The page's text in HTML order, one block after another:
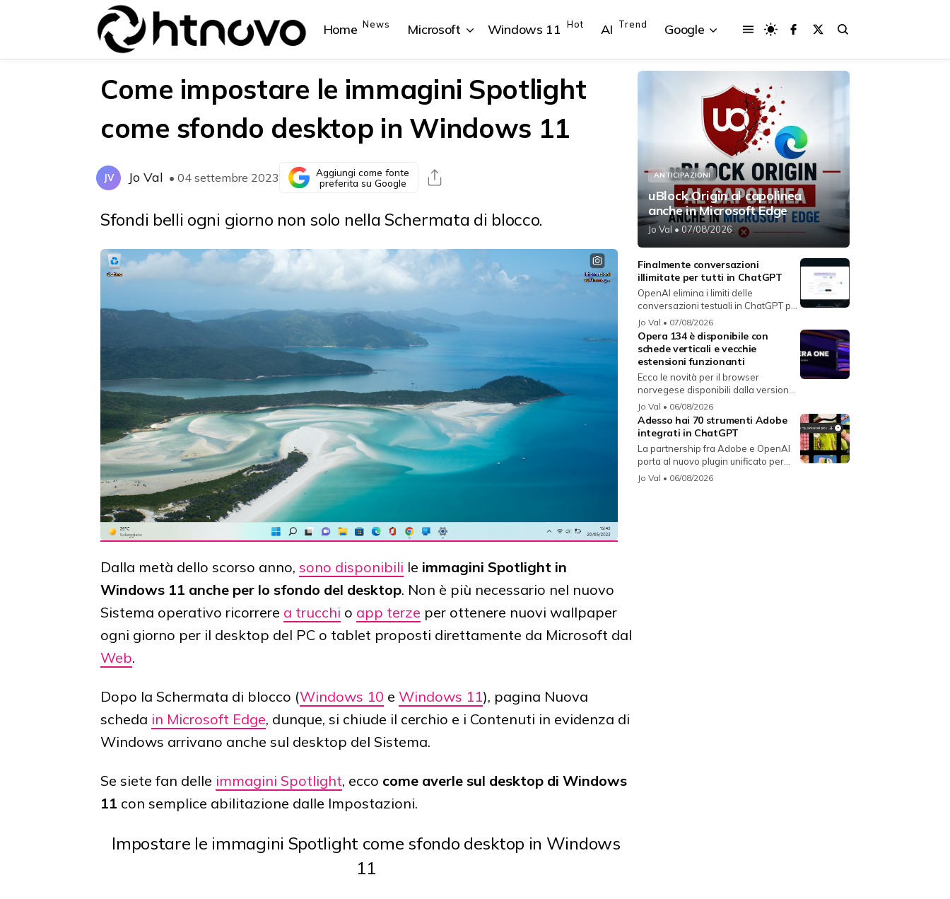
Home News Microsoft
{{POSTS[0].LABEL}} {{POSTS[1].LABEL}} {{POSTS[2].LABEL}} {{POSTS[3].LABEL}}
{{posts[3].title}}
Windows 11 Hot AI Trend Google
{{POSTS[0].LABEL}} {{POSTS[1].LABEL}} {{POSTS[2].LABEL}} {{POSTS[3].LABEL}}
{{posts[3].title}}
Come impostare le immagini Spotlight
come sfondo desktop in Windows 11
JV Jo Val • 04 settembre 2023
Aggiungi come fonte
preferita su Google
Sfondi belli ogni giorno non solo nella Schermata di blocco.
Dalla metà dello scorso anno, sono disponibili le immagini Spotlight in
Windows 11 anche per lo sfondo del desktop. Non è più necessario nel nuovo
Sistema operativo ricorrere a trucchi o app terze per ottenere nuovi wallpaper
ogni giorno per il desktop del PC o tablet proposti direttamente da Microsoft dal
Web.
Dopo la Schermata di blocco (Windows 10 e Windows 11), pagina Nuova
scheda in Microsoft Edge, dunque, si chiude il cerchio e i Contenuti in evidenza di
Windows arrivano anche sul desktop del Sistema.
Se siete fan delle immagini Spotlight, ecco come averle sul desktop di Windows
11 con semplice abilitazione dalle Impostazioni.
Impostare le immagini Spotlight come sfondo desktop in Windows
11
ANTICIPAZIONI
uBlock Origin al capolinea
anche in Microsoft Edge
Jo Val • 07/08/2026
Finalmente conversazioni
illimitate per tutti in ChatGPT
OpenAI elimina i limiti delle
conversazioni testuali in ChatGPT per
i...Jo Val • 07/08/2026
Opera 134 è disponibile con
schede verticali e vecchie
estensioni funzionanti
Ecco le novità per il browser
norvegese disponibili dalla versione
134...
Jo Val • 06/08/2026
Adesso hai 70 strumenti Adobe
integrati in ChatGPT
La partnership fra Adobe e OpenAI
porta al nuovo plugin unificato per...
Jo Val • 06/08/2026